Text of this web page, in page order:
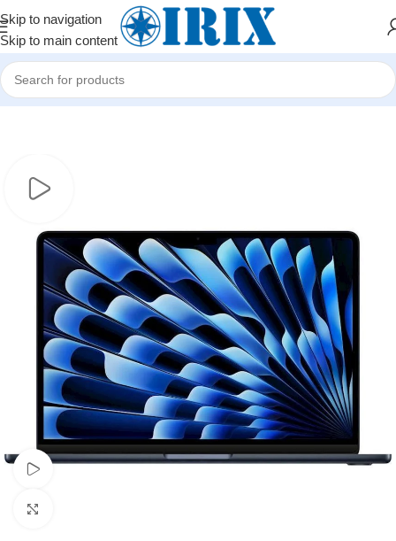
Skip to navigation
Skip to main content
Home/Shop/Noutbuklar